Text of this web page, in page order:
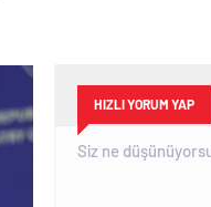
HIZLI YORUM YAP